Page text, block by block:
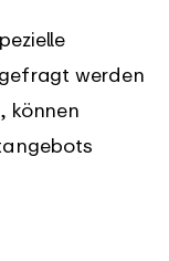
werden
können